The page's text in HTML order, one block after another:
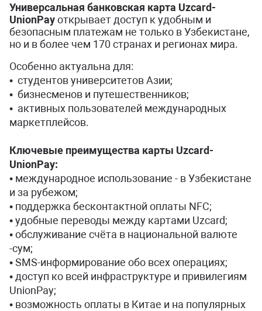
Универсальная банковская карта Uzcard-
UnionPayоткрывает доступ к удобным и
безопасным платежам не только в Узбекистане,
но и в более чем 170 странах и регионах мира.
Особенно актуальна для:
• студентов университетов Азии;
• бизнесменов и путешественников;
• активных пользователей международных
маркетплейсов.
Ключевые преимущества карты Uzcard-
UnionPay:
• международное использование - в Узбекистане
и за рубежом;
• поддержка бесконтактной оплаты NFC;
• удобные переводы между картами Uzcard;
• обслуживание счёта в национальной валюте
-сум;
• SMS-информирование обо всех операциях;
• доступ ко всей инфраструктуре и привилегиям
UnionPay;
• возможность оплаты в Китае и на популярных